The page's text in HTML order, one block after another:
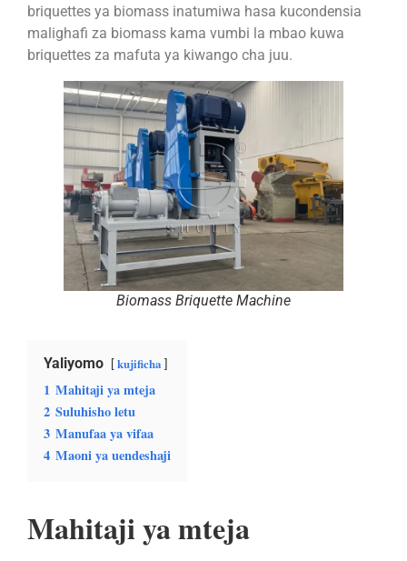
briquettes ya biomass inatumiwa hasa kucondensia
malighafi za biomass kama vumbi la mbao kuwa
briquettes za mafuta ya kiwango cha juu.
Biomass Briquette Machine
Yaliyomo kujificha
1 Mahitaji ya mteja
2 Suluhisho letu
3 Manufaa ya vifaa
4 Maoni ya uendeshaji
Mahitaji ya mteja